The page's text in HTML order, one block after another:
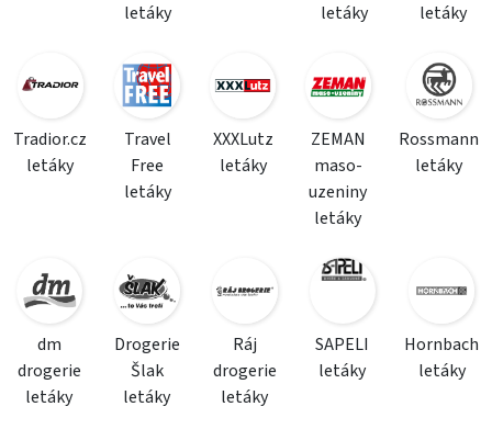
letáky
letáky
letáky
Tradior.cz
letáky
Travel
Free
letáky
XXXLutz
letáky
ZEMAN
maso-
uzeniny
letáky
Rossmann
letáky
dm
drogerie
letáky
Drogerie
Šlak
letáky
Ráj
drogerie
letáky
SAPELI
letáky
Hornbach
letáky